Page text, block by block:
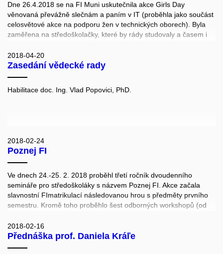
vznikl roku 1998 původně jako spontánní zájmová záležitost jedné
fakulty. Od roku 2006 pak působí na Fakultě informatiky MU v
rámci celouniverzitně volitelného předmětu Divadelní hra. Během
jarního semestru je vždy nastudována inscenace, jejíž premiéra
Dne 26.4.2018 se na FI Muni uskutečnila akce Girls Day
věnovaná převážně slečnám a paním v IT (proběhla jako součást
celosvětové akce na podporu žen v technických oborech). Byla
zaměřena na středoškolačky, které by rády studovaly a časem i
začal panelovou diskusí s inspirativními ženami z oboru --
diskutovaly docentka Barbora Kozlíková, doktorandka informatiky
FI Dominika Krejčí. Na debatu navázaly tři workshopy věnované
2018-04-20
Zasedání vědecké rady
Habilitace doc. Ing. Vlad Popovici, PhD.
2018-02-24
Poznej FI
Ve dnech 24.-25. 2. 2018 proběhl třetí ročník dvoudenního
semináře pro středoškoláky s názvem Poznej FI. Akce začala
slavnostní FImatrikulací následovanou hrou s předměty prvního
semestru. Kromě toho proběhlo šest odborných workshopů (od
organizátorů KSI) i tradiční večerní šifrovačka. Akce skončila
rychlým sepsáním FIplomky, obhajobami u komisí a udělením
2018-02-16
Přednáška prof. Daniela Kráľe